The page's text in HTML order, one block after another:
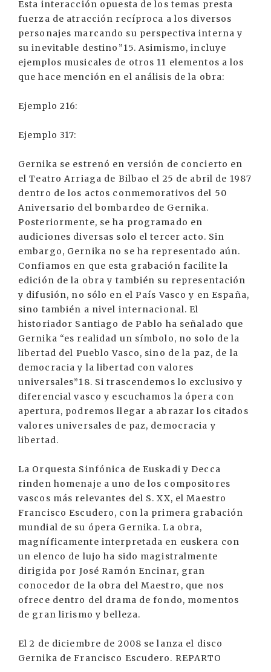
Esta interacción opuesta de los temas presta
fuerza de atracción recíproca a los diversos
personajes marcando su perspectiva interna y
su inevitable destino”15. Asimismo, incluye
ejemplos musicales de otros 11 elementos a los
que hace mención en el análisis de la obra:
Ejemplo 216:
Ejemplo 317:
Gernika se estrenó en versión de concierto en
el Teatro Arriaga de Bilbao el 25 de abril de 1987
dentro de los actos conmemorativos del 50
Aniversario del bombardeo de Gernika.
Posteriormente, se ha programado en
audiciones diversas solo el tercer acto. Sin
embargo, Gernika no se ha representado aún.
Confiamos en que esta grabación facilite la
edición de la obra y también su representación
y difusión, no sólo en el País Vasco y en España,
sino también a nivel internacional. El
historiador Santiago de Pablo ha señalado que
Gernika “es realidad un símbolo, no solo de la
libertad del Pueblo Vasco, sino de la paz, de la
democracia y la libertad con valores
universales”18. Si trascendemos lo exclusivo y
diferencial vasco y escuchamos la ópera con
apertura, podremos llegar a abrazar los citados
valores universales de paz, democracia y
libertad.
La Orquesta Sinfónica de Euskadi y Decca
rinden homenaje a uno de los compositores
vascos más relevantes del S. XX, el Maestro
Francisco Escudero, con la primera grabación
mundial de su ópera Gernika. La obra,
magníficamente interpretada en euskera con
un elenco de lujo ha sido magistralmente
dirigida por José Ramón Encinar, gran
conocedor de la obra del Maestro, que nos
ofrece dentro del drama de fondo, momentos
de gran lirismo y belleza.
El 2 de diciembre de 2008 se lanza el disco
Gernika de Francisco Escudero. REPARTO